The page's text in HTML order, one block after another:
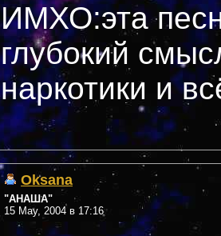
ИМХО:эта
глубокий
наркотики и
Oksana
"АНАША"
15 May, 2004 в 17:16